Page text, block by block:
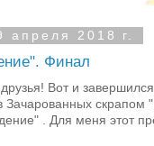
апреля 2018 г.
Финал
Вот и
Зачарованных скрапом
. Для меня этот